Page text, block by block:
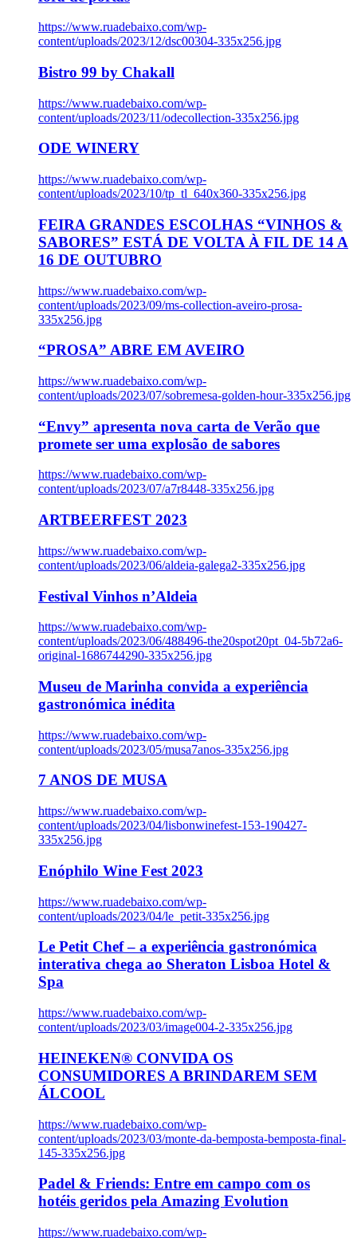
https://www.ruadebaixo.com/wp-
content/uploads/2023/12/dsc00304-335x256.jpg
Bistro 99 by Chakall
https://www.ruadebaixo.com/wp-
content/uploads/2023/11/odecollection-335x256.jpg
ODE WINERY
https://www.ruadebaixo.com/wp-
content/uploads/2023/10/tp_tl_640x360-335x256.jpg
FEIRA GRANDES ESCOLHAS “VINHOS &
SABORES” ESTÁ DE VOLTA À FIL DE 14 A
16 DE OUTUBRO
https://www.ruadebaixo.com/wp-
content/uploads/2023/09/ms-collection-aveiro-prosa-
335x256.jpg
“PROSA” ABRE EM AVEIRO
https://www.ruadebaixo.com/wp-
content/uploads/2023/07/sobremesa-golden-hour-335x256.jpg
“Envy” apresenta nova carta de Verão que
promete ser uma explosão de sabores
https://www.ruadebaixo.com/wp-
content/uploads/2023/07/a7r8448-335x256.jpg
ARTBEERFEST 2023
https://www.ruadebaixo.com/wp-
content/uploads/2023/06/aldeia-galega2-335x256.jpg
Festival Vinhos n’Aldeia
https://www.ruadebaixo.com/wp-
content/uploads/2023/06/488496-the20spot20pt_04-5b72a6-
original-1686744290-335x256.jpg
Museu de Marinha convida a experiência
gastronómica inédita
https://www.ruadebaixo.com/wp-
content/uploads/2023/05/musa7anos-335x256.jpg
7 ANOS DE MUSA
https://www.ruadebaixo.com/wp-
content/uploads/2023/04/lisbonwinefest-153-190427-
335x256.jpg
Enóphilo Wine Fest 2023
https://www.ruadebaixo.com/wp-
content/uploads/2023/04/le_petit-335x256.jpg
Le Petit Chef – a experiência gastronómica
interativa chega ao Sheraton Lisboa Hotel &
Spa
https://www.ruadebaixo.com/wp-
content/uploads/2023/03/image004-2-335x256.jpg
HEINEKEN® CONVIDA OS
CONSUMIDORES A BRINDAREM SEM
ÁLCOOL
https://www.ruadebaixo.com/wp-
content/uploads/2023/03/monte-da-bemposta-bemposta-final-
145-335x256.jpg
Padel & Friends: Entre em campo com os
hotéis geridos pela Amazing Evolution
https://www.ruadebaixo.com/wp-